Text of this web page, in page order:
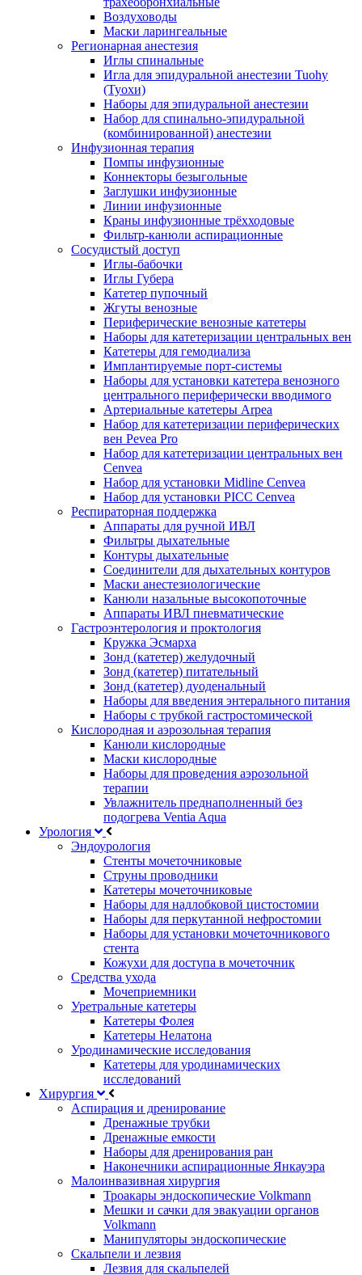
Воздуховоды
Маски ларингеальные
Регионарная анестезия
Иглы спинальные
Игла для эпидуральной анестезии Tuohy
(Туохи)
Наборы для эпидуральной анестезии
Набор для спинально-эпидуральной
(комбинированной) анестезии
Инфузионная терапия
Помпы инфузионные
Коннекторы безыгольные
Заглушки инфузионные
Линии инфузионные
Краны инфузионные трёхходовые
Фильтр-канюли аспирационные
Сосудистый доступ
Иглы-бабочки
Иглы Губера
Катетер пупочный
Жгуты венозные
Периферические венозные катетеры
Наборы для катетеризации центральных вен
Катетеры для гемодиализа
Имплантируемые порт‑системы
Наборы для установки катетера венозного
центрального периферически вводимого
Артериальные катетеры Arpea
Набор для катетеризации периферических
вен Pevea Pro
Набор для катетеризации центральных вен
Cenvea
Набор для установки Midline Cenvea
Набор для установки PICC Cenvea
Респираторная поддержка
Аппараты для ручной ИВЛ
Фильтры дыхательные
Контуры дыхательные
Соединители для дыхательных контуров
Маски анестезиологические
Канюли назальные высокопоточные
Аппараты ИВЛ пневматические
Гастроэнтерология и проктология
Кружка Эсмарха
Зонд (катетер) желудочный
Зонд (катетер) питательный
Зонд (катетер) дуоденальный
Наборы для введения энтерального питания
Наборы с трубкой гастростомической
Кислородная и аэрозольная терапия
Канюли кислородные
Маски кислородные
Наборы для проведения аэрозольной
терапии
Увлажнитель преднаполненный без
подогрева Ventia Aqua
Урология
Эндоурология
Стенты мочеточниковые
Струны проводники
Катетеры мочеточниковые
Наборы для надлобковой цистостомии
Наборы для перкутанной нефростомии
Наборы для установки мочеточникового
стента
Кожухи для доступа в мочеточник
Средства ухода
Мочеприемники
Уретральные катетеры
Катетеры Фолея
Катетеры Нелатона
Уродинамические исследования
Катетеры для уродинамических
исследований
Хирургия
Аспирация и дренирование
Дренажные трубки
Дренажные емкости
Наборы для дренирования ран
Наконечники аспирационные Янкауэра
Малоинвазивная хирургия
Троакары эндоскопические Volkmann
Мешки и сачки для эвакуации органов
Volkmann
Манипуляторы эндоскопические
Скальпели и лезвия
Лезвия для скальпелей